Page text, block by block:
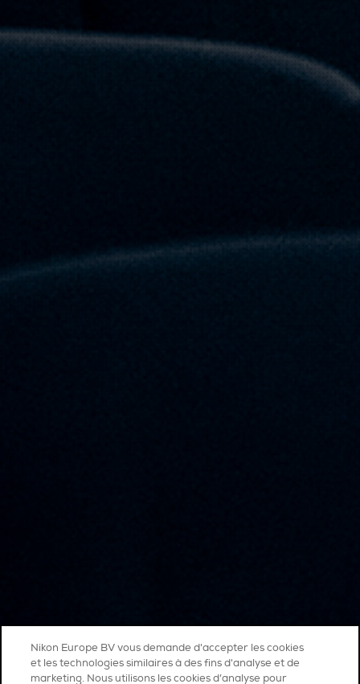
Nikon Europe BV vous demande d'accepter les cookies
et les technologies similaires à des fins d'analyse et de
marketing. Nous utilisons les cookies d’analyse pour